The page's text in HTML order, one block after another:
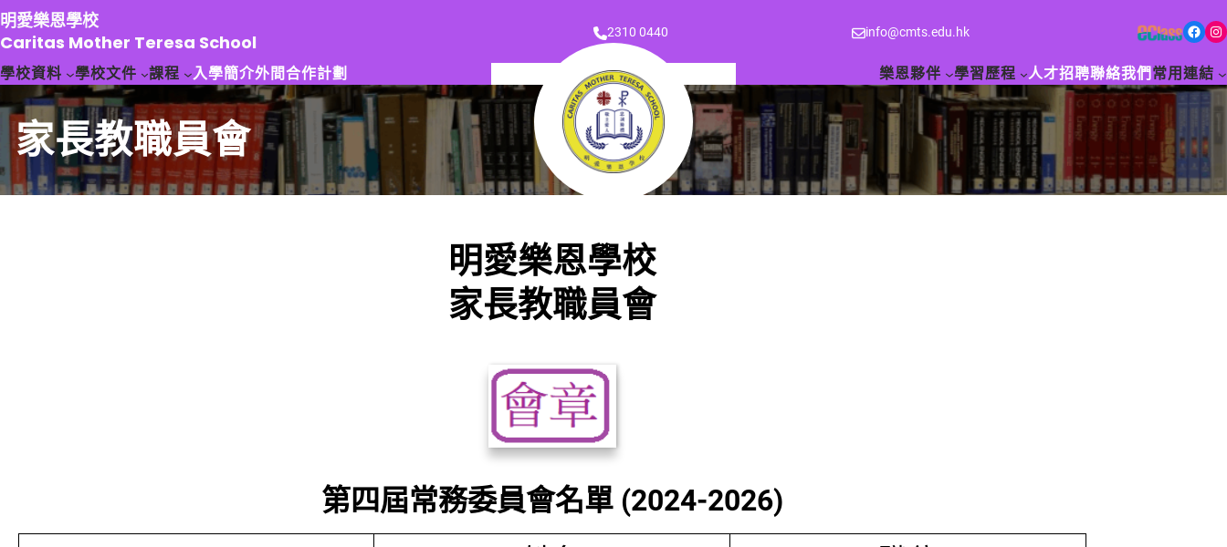
跳
至
主
要
容
明愛樂恩學校
Caritas Mother Teresa School
2310 0440 info@cmts.edu.hk Facebook Instagram
學校資料 學校文件 課程 入學簡介外間合作計劃 樂恩夥伴 學習歷程 人才招聘聯絡我們 常用連結
家長教職員會
明愛樂恩學校
家長教職員會
第四屆常務委員會名單 (2024-2026)